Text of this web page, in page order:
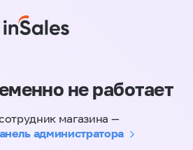
не работает
магазина —
администратора